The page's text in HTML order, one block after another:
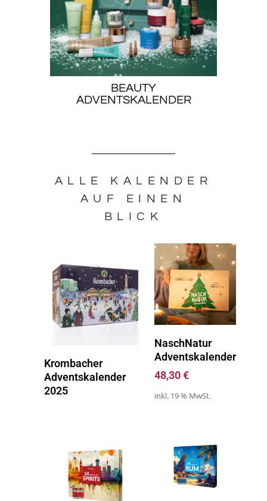
BEAUTY
ADVENTSKALENDER
ALLE KALENDER
AUF EINEN
BLICK
Krombacher
Adventskalender
2025
NaschNatur
Adventskalender
48,30€
inkl. 19 % MwSt.